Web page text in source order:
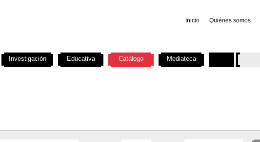
Inicio Quiénes somos
Investigación Educativa Catálogo Mediateca